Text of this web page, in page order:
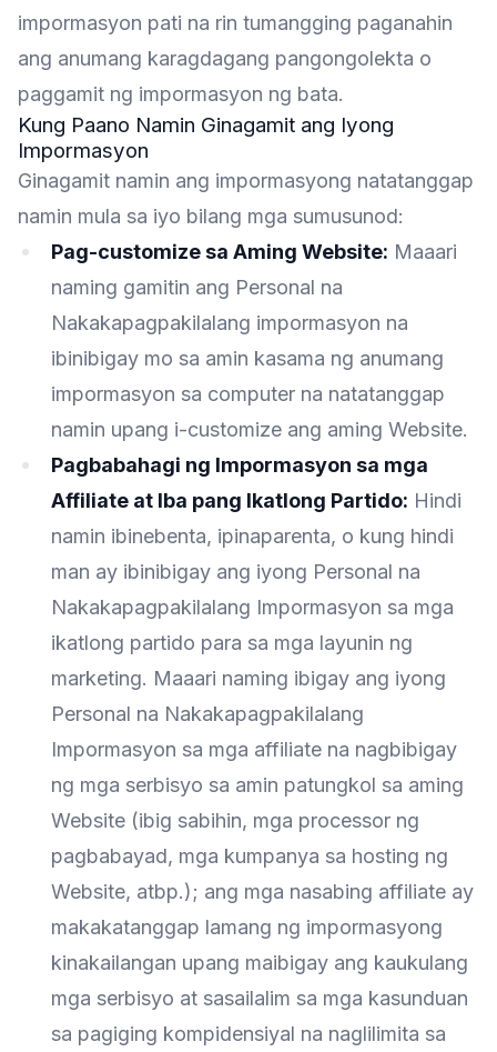
impormasyon pati na rin tumangging paganahin
ang anumang karagdagang pangongolekta o
paggamit ng impormasyon ng bata.
Kung Paano Namin Ginagamit ang Iyong
Impormasyon
Ginagamit namin ang impormasyong natatanggap
namin mula sa iyo bilang mga sumusunod:
Pag-customize sa Aming Website: Maaari
naming gamitin ang Personal na
Nakakapagpakilalang impormasyon na
ibinibigay mo sa amin kasama ng anumang
impormasyon sa computer na natatanggap
namin upang i-customize ang aming Website.
Pagbabahagi ng Impormasyon sa mga
Affiliate at Iba pang Ikatlong Partido: Hindi
namin ibinebenta, ipinaparenta, o kung hindi
man ay ibinibigay ang iyong Personal na
Nakakapagpakilalang Impormasyon sa mga
ikatlong partido para sa mga layunin ng
marketing. Maaari naming ibigay ang iyong
Personal na Nakakapagpakilalang
Impormasyon sa mga affiliate na nagbibigay
ng mga serbisyo sa amin patungkol sa aming
Website (ibig sabihin, mga processor ng
pagbabayad, mga kumpanya sa hosting ng
Website, atbp.); ang mga nasabing affiliate ay
makakatanggap lamang ng impormasyong
kinakailangan upang maibigay ang kaukulang
mga serbisyo at sasailalim sa mga kasunduan
sa pagiging kompidensiyal na naglilimita sa